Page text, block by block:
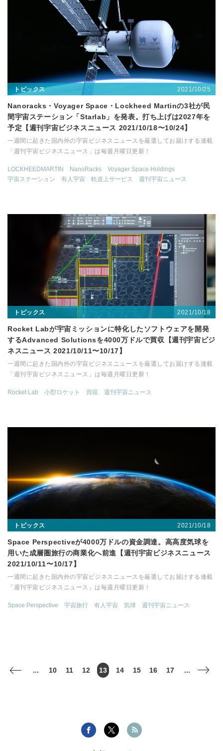
トピックス 2021/10/25
Nanoracks・Voyager Space・Lockheed Martinの3社が民
間宇宙ステーション「Starlab」を発表。打ち上げは2027年を
予定【週刊宇宙ビジネスニュース 2021/10/18〜10/24】
一週間に起きた国内外の宇宙ビジネスニュースを厳選してお届けする連載
「週刊宇宙ビジネスニュース」は毎週月曜日更新！
LOCKHEEDMARTIN NanoRacks
Voyager Space Holdings
宇宙ステーション
有人宇宙 軌道上サービス 週刊宇宙ニュース
トピックス 2021/10/18
Rocket Labが宇宙ミッションに特化したソフトウェアを開発
するAdvanced Solutionsを4000万ドルで買収【週刊宇宙ビジ
ネスニュース 2021/10/11〜10/17】
一週間に起きた国内外の宇宙ビジネスニュースを厳選してお届けする連載
「週刊宇宙ビジネスニュース」は毎週月曜日更新！
Rocket Lab 小型ロケット 買収 週刊宇宙ニュース
トピックス 2021/10/18
Space Perspectiveが4000万ドルの資金調達。高高度気球を
用いた成層圏旅行の商業化へ前進【週刊宇宙ビジネスニュース
2021/10/11〜10/17】
一週間に起きた国内外の宇宙ビジネスニュースを厳選してお届けする連載
「週刊宇宙ビジネスニュース」は毎週月曜日更新！
Space Perspective 宇宙旅行 有人宇宙 気球 週刊宇宙ニュース
< ... 10 11 12 13 14 15 16 17 ... >